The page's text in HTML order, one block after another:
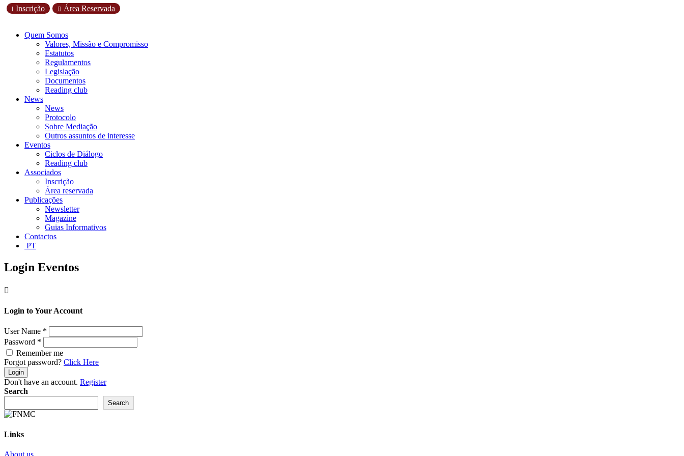
l Inscrição  Área Reservada
Quem Somos
Valores, Missão e Compromisso
Estatutos
Regulamentos
Legislação
Documentos
Reading club
News
News
Protocolo
Sobre Mediação
Outros assuntos de interesse
Eventos
Ciclos de Diálogo
Reading club
Associados
Inscrição
Área reservada
Publicações
Newsletter
Magazine
Guias Informativos
Contactos
PT
Login Eventos

Login to Your Account
User Name *
Password *
Remember me
Forgot password? Click Here
Login
Don't have an account. Register
Search
Search
Links
About us